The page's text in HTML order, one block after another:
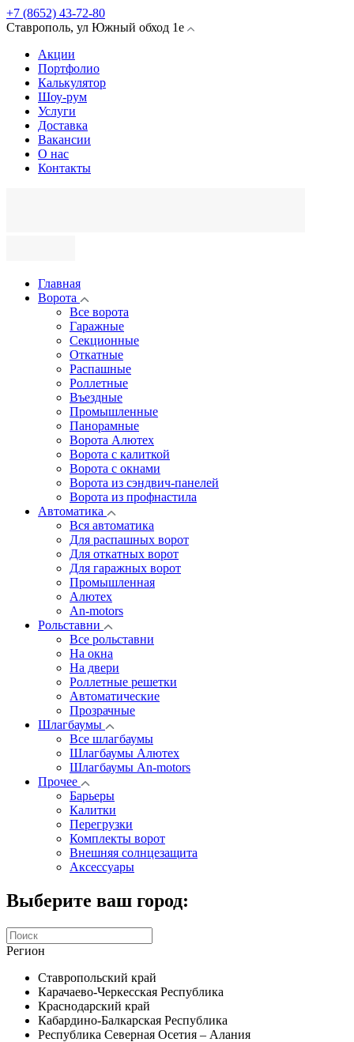
+7 (8652) 43-72-80
Ставрополь, ул Южный обход 1е
Акции
Портфолио
Калькулятор
Шоу-рум
Услуги
Доставка
Вакансии
О нас
Контакты
Главная
Ворота
Все ворота
Гаражные
Секционные
Откатные
Распашные
Роллетные
Въездные
Промышленные
Панорамные
Ворота Алютех
Ворота с калиткой
Ворота c окнами
Ворота из сэндвич-панелей
Ворота из профнастила
Автоматика
Вся автоматика
Для распашных ворот
Для откатных ворот
Для гаражных ворот
Промышленная
Алютех
An-motors
Рольставни
Все рольставни
На окна
На двери
Роллетные решетки
Автоматические
Прозрачные
Шлагбаумы
Все шлагбаумы
Шлагбаумы Алютех
Шлагбаумы An-motors
Прочее
Барьеры
Калитки
Перегрузки
Комплекты ворот
Внешняя солнцезащита
Аксессуары
Выберите ваш город:
Регион
Ставропольский край
Карачаево-Черкесская Республика
Краснодарский край
Кабардино-Балкарская Республика
Республика Северная Осетия – Алания